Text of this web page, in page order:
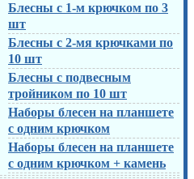
Блесны с 1-м крючком по 3
шт
Блесны с 2-мя крючками по
10 шт
Блесны с подвесным
тройником по 10 шт
Наборы блесен на планшете
с одним крючком
Наборы блесен на планшете
с одним крючком + камень